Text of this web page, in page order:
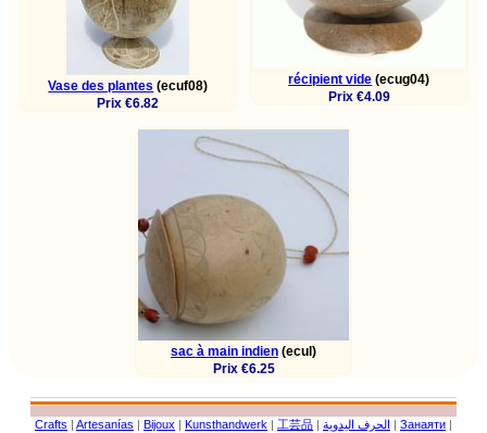
Vase des plantes (ecuf08)
Prix €6.82
récipient vide (ecug04)
Prix €4.09
sac à main indien (ecul)
Prix €6.25
Crafts Artesanías Bijoux Kunsthandwerk 工芸品 الحرف اليدوية Занаяти